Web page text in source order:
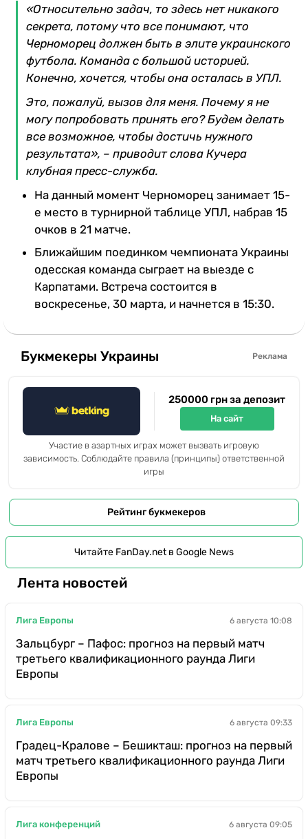
«Относительно задач, то здесь нет никакого
секрета, потому что все понимают, что
Черноморец должен быть в элите украинского
футбола. Команда с большой историей.
Конечно, хочется, чтобы она осталась в УПЛ.
Это, пожалуй, вызов для меня. Почему я не
могу попробовать принять его? Будем делать
все возможное, чтобы достичь нужного
результата», – приводит слова Кучера
клубная пресс-служба.
На данный момент Черноморец занимает 15-
е место в турнирной таблице УПЛ, набрав 15
очков в 21 матче.
Ближайшим поединком чемпионата Украины
одесская команда сыграет на выезде с
Карпатами. Встреча состоится в
воскресенье, 30 марта, и начнется в 15:30.
Букмекеры Украины Реклама
250000 грн за депозит
На сайт
Участие в азартных играх может вызвать игровую
зависимость. Соблюдайте правила (принципы) ответственной
игры
Рейтинг букмекеров
Читайте FanDay.net в Google News
Лента новостей
Лига Европы 6 августа 10:08
Зальцбург – Пафос: прогноз на первый матч
третьего квалификационного раунда Лиги
Европы
Лига Европы 6 августа 09:33
Градец-Кралове – Бешикташ: прогноз на первый
матч третьего квалификационного раунда Лиги
Европы
Лига конференций 6 августа 09:05